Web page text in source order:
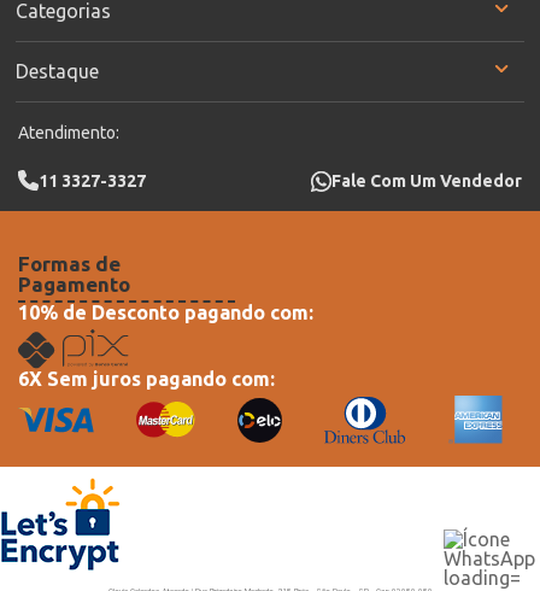
Categorias
Destaque
Atendimento:
11 3327-3327 Fale Com Um Vendedor
Formas de
Pagamento
10% de Desconto pagando com:
6X Sem juros pagando com: